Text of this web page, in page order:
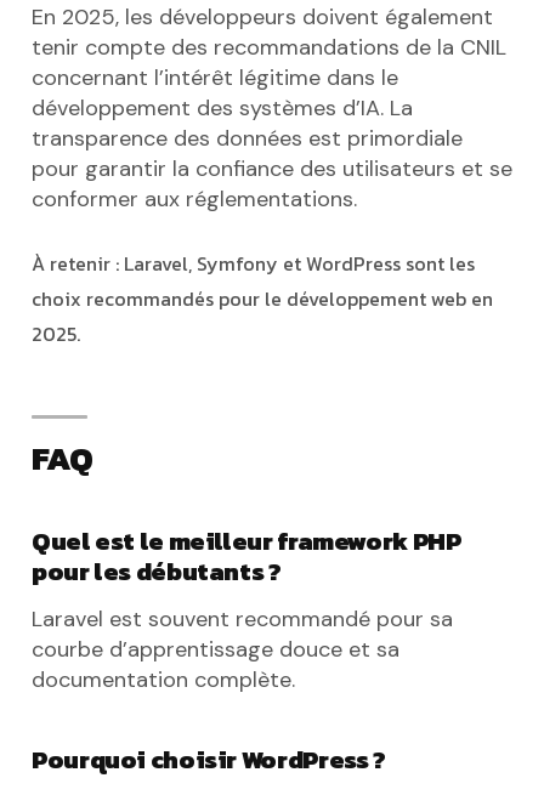
En 2025, les développeurs doivent également
tenir compte des recommandations de la CNIL
concernant l’intérêt légitime dans le
développement des systèmes d’IA. La
transparence des données est primordiale
pour garantir la confiance des utilisateurs et se
conformer aux réglementations.
À retenir : Laravel, Symfony et WordPress sont les
choix recommandés pour le développement web en
2025.
FAQ
Quel est le meilleur framework PHP
pour les débutants ?
Laravel est souvent recommandé pour sa
courbe d’apprentissage douce et sa
documentation complète.
Pourquoi choisir WordPress ?